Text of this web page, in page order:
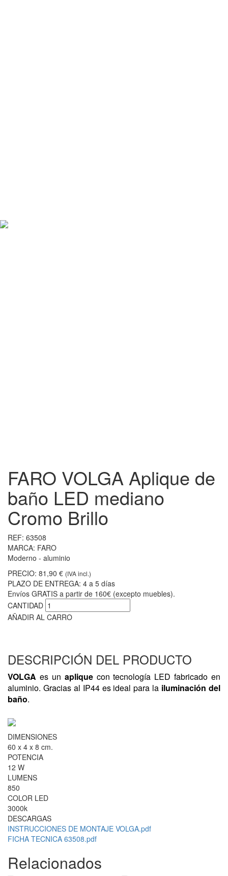
FARO VOLGA Aplique de
baño LED mediano
Cromo Brillo
REF: 63508
MARCA: FARO
Moderno - aluminio
PRECIO: 81,90 € (IVA incl.)
PLAZO DE ENTREGA: 4 a 5 días
Envíos GRATIS a partir de 160€ (excepto muebles).
CANTIDAD
AÑADIR AL CARRO
DESCRIPCIÓN DEL PRODUCTO
VOLGA es un apliquecon tecnología LED fabricado en
aluminio. Gracias al IP44 es ideal para la iluminación del
baño.
DIMENSIONES
60 x 4 x 8 cm.
POTENCIA
12 W
LUMENS
850
COLOR LED
3000k
DESCARGAS
INSTRUCCIONES DE MONTAJE VOLGA.pdf
FICHA TECNICA 63508.pdf
Relacionados